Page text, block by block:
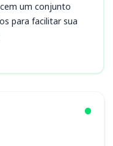
um conjunto
para facilitar sua